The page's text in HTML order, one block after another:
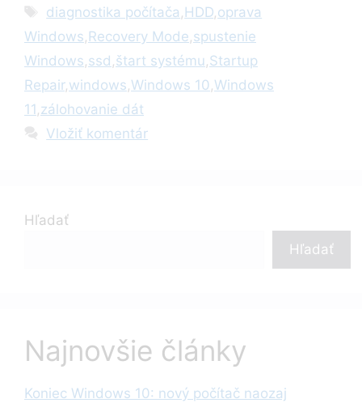
Značky
diagnostika počítača , HDD,oprava
Windows, Recovery Mode,spustenie
Windows,ssd ,štart systému,Startup
Repair,windows,Windows 10,Windows
11 ,zálohovanie dát
Vložiť komentár
Hľadať
Hľadať
Najnovšie články
Koniec Windows 10: nový počítač naozaj